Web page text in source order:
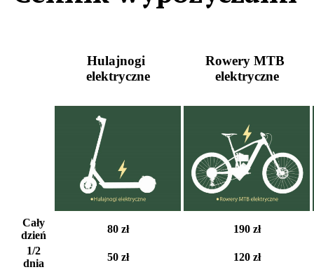
Hulajnogi
elektryczne
Rowery MTB
elektryczne
Cały
dzień
80 zł
190 zł
1/2
dnia
50 zł
120 zł